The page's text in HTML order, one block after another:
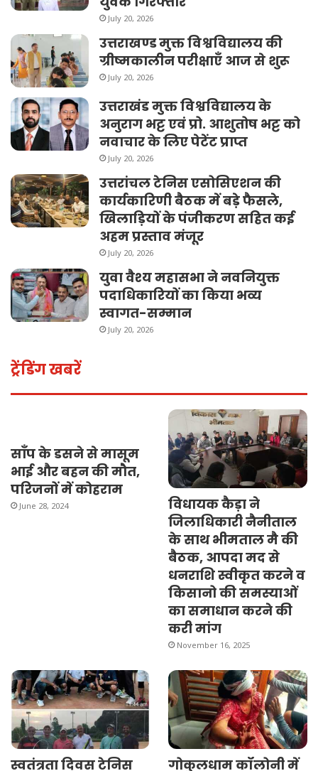
July 20, 2026
उत्तराखण्ड मुक्त विश्वविद्यालय की
ग्रीष्मकालीन परीक्षाएँ आज से शुरू
July 20, 2026
उत्तराखंड मुक्त विश्वविद्यालय के
अनुराग भट्ट एवं प्रो. आशुतोष भट्ट को
नवाचार के लिए पेटेंट प्राप्त
July 20, 2026
उत्तरांचल टेनिस एसोसिएशन की
कार्यकारिणी बैठक में बड़े फैसले,
खिलाड़ियों के पंजीकरण सहित कई
अहम प्रस्ताव मंजूर
July 20, 2026
युवा वैश्य महासभा ने नवनियुक्त
पदाधिकारियों का किया भव्य
स्वागत-सम्मान
July 20, 2026
ट्रेंडिंग खबरें
साँप के डसने से मासूम
भाई और बहन की मौत,
परिजनों में कोहराम
June 28, 2024
विधायक कैड़ा ने
जिलाधिकारी नैनीताल
के साथ भीमताल मै की
बैठक, आपदा मद से
धनराशि स्वीकृत करने व
किसानो की समस्याओं
का समाधान करने की
करी मांग
November 16, 2025
स्वतंत्रता दिवस टेनिस
गोकुलधाम कॉलोनी में